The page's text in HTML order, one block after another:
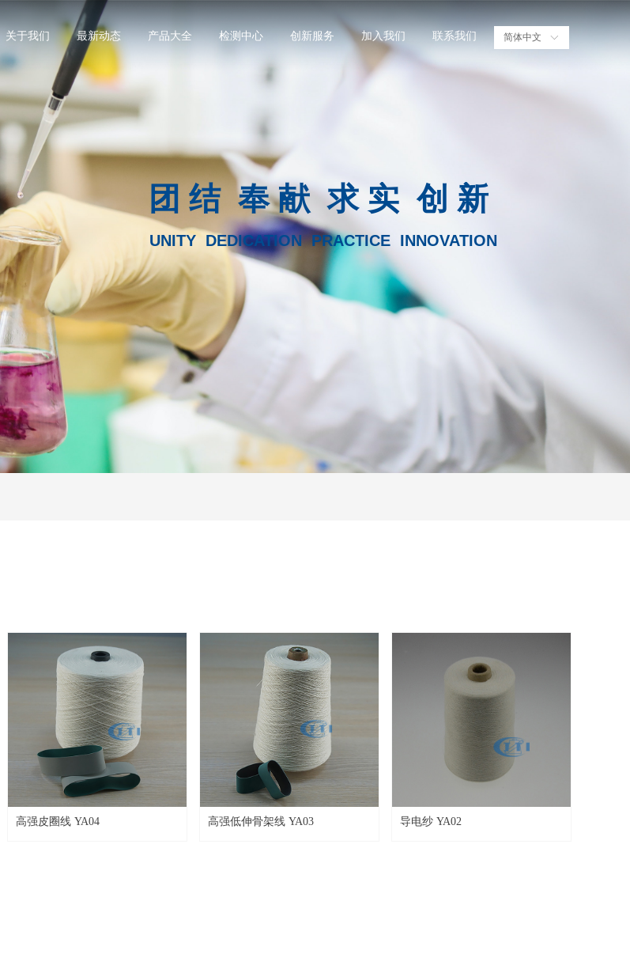
关于我们 最新动态 产品大全 检测中心 创新服务 加入我们 联系我们 ꀅ
简体中文
UNITY DEDICATION PRACTICE INNOVATION
团 结 奉 献 求 实 创 新
高强皮圈线 YA04 高强低伸骨架线 YA03 导电纱 YA02